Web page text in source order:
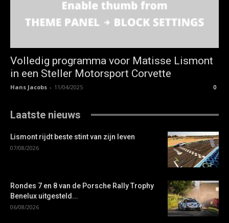
Volledig programma voor Matisse Lismont
in een Steller Motorsport Corvette
Hans Jacobs - 11/04/2025 0
Laatste nieuws
Lismont rijdt beste stint van zijn leven
07/08/2026
Rondes 7 en 8 van de Porsche Rally Trophy
Benelux uitgesteld...
06/08/2026